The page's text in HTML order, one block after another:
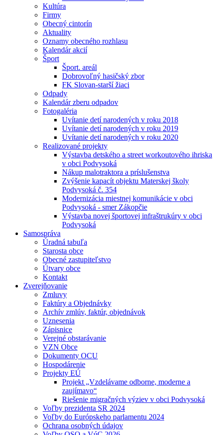
Kultúra
Firmy
Obecný cintorín
Aktuality
Oznamy obecného rozhlasu
Kalendár akcií
Šport
Šport. areál
Dobrovoľný hasičský zbor
FK Slovan-starší žiaci
Odpady
Kalendár zberu odpadov
Fotogaléria
Uvítanie detí narodených v roku 2018
Uvítanie detí narodených v roku 2019
Uvítanie detí narodených v roku 2020
Realizované projekty
Výstavba detského a street workoutového ihriska
v obci Podvysoká
Nákup malotraktora a príslušenstva
Zvýšenie kapacít objektu Materskej školy
Podvysoká č. 354
Modernizácia miestnej komunikácie v obci
Podvysoká - smer Zákopčie
Výstavba novej športovej infraštrukúry v obci
Podvysoká
Samospráva
Úradná tabuľa
Starosta obce
Obecné zastupiteľstvo
Útvary obce
Kontakt
Zverejňovanie
Zmluvy
Faktúry a Objednávky
Archív zmlúv, faktúr, objednávok
Uznesenia
Zápisnice
Verejné obstarávanie
VZN Obce
Dokumenty OCU
Hospodárenie
Projekty EÚ
Projekt „Vzdelávame odborne, moderne a
zaujímavo“
Riešenie migračných výziev v obci Podvysoká
Voľby prezidenta SR 2024
Voľby do Európskeho parlamentu 2024
Ochrana osobných údajov